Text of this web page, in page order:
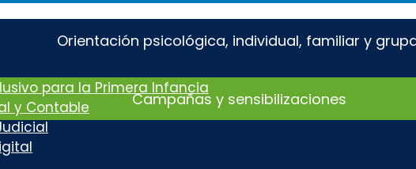
para la Primera Infancia
y Contable
Orientación psicológica, individual, familiar y
Campañas y sensibilizaciones